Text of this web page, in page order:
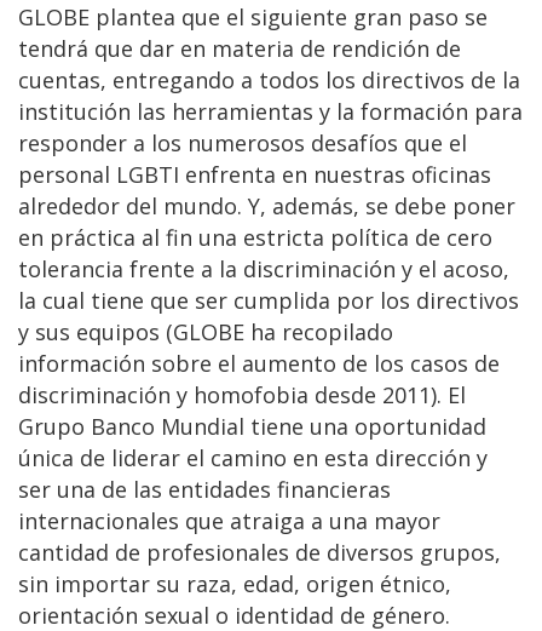
GLOBE plantea que el siguiente gran paso se
tendrá que dar en materia de rendición de
cuentas, entregando a todos los directivos de la
institución las herramientas y la formación para
responder a los numerosos desafíos que el
personal LGBTI enfrenta en nuestras oficinas
alrededor del mundo. Y, además, se debe poner
en práctica al fin una estricta política de cero
tolerancia frente a la discriminación y el acoso,
la cual tiene que ser cumplida por los directivos
y sus equipos (GLOBE ha recopilado
información sobre el aumento de los casos de
discriminación y homofobia desde 2011). El
Grupo Banco Mundial tiene una oportunidad
única de liderar el camino en esta dirección y
ser una de las entidades financieras
internacionales que atraiga a una mayor
cantidad de profesionales de diversos grupos,
sin importar su raza, edad, origen étnico,
orientación sexual o identidad de género.